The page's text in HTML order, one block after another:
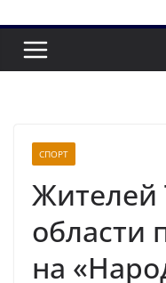
СПОРТ
Жителей
области
на